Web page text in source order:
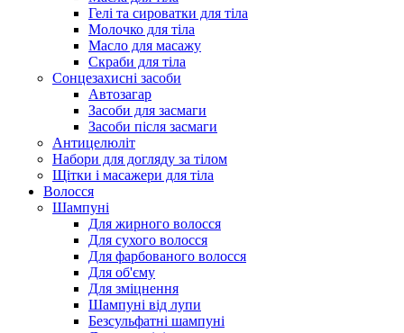
Гелі та сироватки для тіла
Молочко для тіла
Масло для масажу
Скраби для тіла
Сонцезахисні засоби
Автозагар
Засоби для засмаги
Засоби після засмаги
Антицелюліт
Набори для догляду за тілом
Щітки і масажери для тіла
Волосся
Шампуні
Для жирного волосся
Для сухого волосся
Для фарбованого волосся
Для об'єму
Для зміцнення
Шампуні від лупи
Безсульфатні шампуні